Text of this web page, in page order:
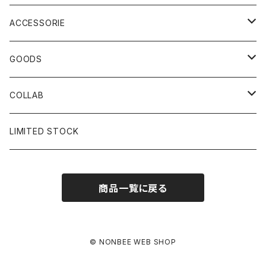
ACCESSORIE
CAP
BUCKET HAT
SOCKS
GOODS
STICKER
GLASS
COLLAB
×岩井ジョニ男
LIMITED STOCK
商品一覧に戻る
© NONBEE WEB SHOP